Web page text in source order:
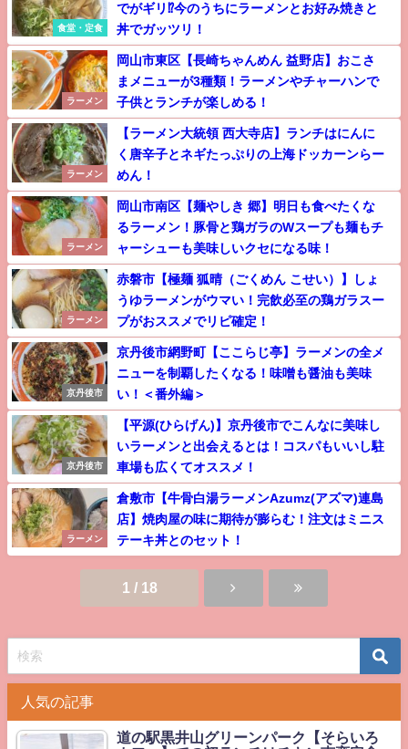
食堂・定食
でがギリ⁉今のうちにラーメンとお好み焼きと
丼でガッツリ！
ラーメン
岡山市東区【長崎ちゃんめん 益野店】おこさ
まメニューが3種類！ラーメンやチャーハンで
子供とランチが楽しめる！
ラーメン
【ラーメン大統領 西大寺店】ランチはにんに
く唐辛子とネギたっぷりの上海ドッカーンらー
めん！
ラーメン
岡山市南区【麺やしき 郷】明日も食べたくな
るラーメン！豚骨と鶏ガラのWスープも麺もチ
ャーシューも美味しいクセになる味！
ラーメン
赤磐市【極麺 狐晴（ごくめん こせい）】しょ
うゆラーメンがウマい！完飲必至の鶏ガラスー
プがおススメでリピ確定！
京丹後市
京丹後市網野町【ここらじ亭】ラーメンの全メ
ニューを制覇したくなる！味噌も醤油も美味
い！＜番外編＞
京丹後市
【平源(ひらげん)】京丹後市でこんなに美味し
いラーメンと出会えるとは！コスパもいいし駐
車場も広くてオススメ！
ラーメン
倉敷市【牛骨白湯ラーメンAzumz(アズマ)連島
店】焼肉屋の味に期待が膨らむ！注文はミニス
テーキ丼とのセット！
1 / 18
人気の記事
道の駅黒井山グリーンパーク【そらいろ